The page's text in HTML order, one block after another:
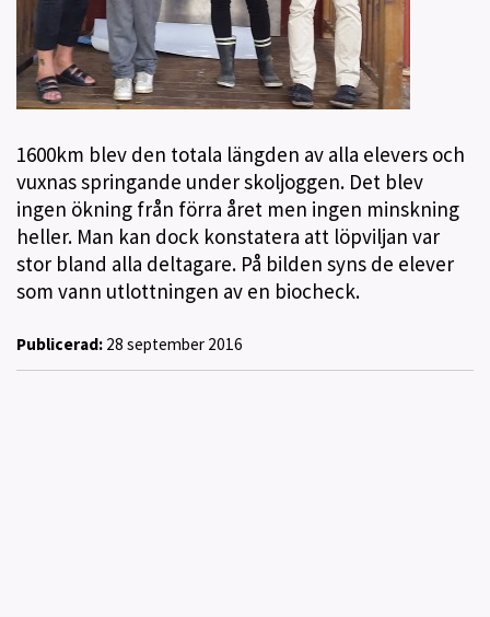
1600km blev den totala längden av alla elevers och
vuxnas springande under skoljoggen. Det blev
ingen ökning från förra året men ingen minskning
heller. Man kan dock konstatera att löpviljan var
stor bland alla deltagare. På bilden syns de elever
som vann utlottningen av en biocheck.
Publicerad: 28 september 2016